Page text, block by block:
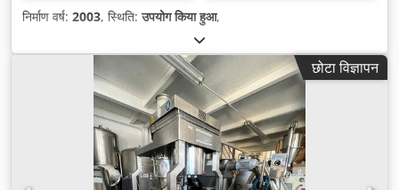
निर्माण वर्ष: 2003, स्थिति:उपयोग किया हुआ,
छोटा विज्ञापन